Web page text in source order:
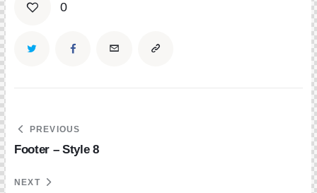
0
Navigation
de
l’article
PREVIOUS
Footer – Style 8
NEXT